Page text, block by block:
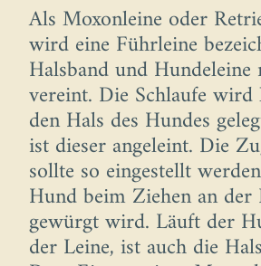
Als Moxonleine oder
wird eine Führleine
Halsband und
vereint. Die Schlaufe
den Hals des Hundes
ist dieser angeleint. Die
sollte so eingestellt
Hund beim Ziehen an
gewürgt wird. Läuft der
der Leine, ist auch die